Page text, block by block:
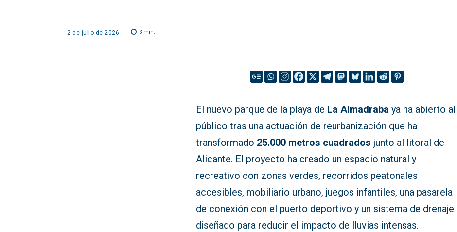
2 de julio de 2026 3 min.
El nuevo parque de la playa de La Almadraba ya ha abierto al
público tras una actuación de reurbanización que ha
transformado 25.000 metros cuadrados junto al litoral de
Alicante. El proyecto ha creado un espacio natural y
recreativo con zonas verdes, recorridos peatonales
accesibles, mobiliario urbano, juegos infantiles, una pasarela
de conexión con el puerto deportivo y un sistema de drenaje
diseñado para reducir el impacto de lluvias intensas.